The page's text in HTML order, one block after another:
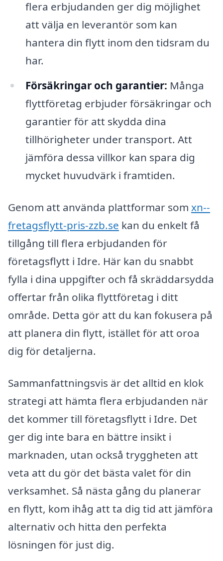
flera erbjudanden ger dig möjlighet
att välja en leverantör som kan
hantera din flytt inom den tidsram du
har.
Försäkringar och garantier: Många
flyttföretag erbjuder försäkringar och
garantier för att skydda dina
tillhörigheter under transport. Att
jämföra dessa villkor kan spara dig
mycket huvudvärk i framtiden.
Genom att använda plattformar som xn--
fretagsflytt-pris-zzb.se kan du enkelt få
tillgång till flera erbjudanden för
företagsflytt i Idre. Här kan du snabbt
fylla i dina uppgifter och få skräddarsydda
offertar från olika flyttföretag i ditt
område. Detta gör att du kan fokusera på
att planera din flytt, istället för att oroa
dig för detaljerna.
Sammanfattningsvis är det alltid en klok
strategi att hämta flera erbjudanden när
det kommer till företagsflytt i Idre. Det
ger dig inte bara en bättre insikt i
marknaden, utan också tryggheten att
veta att du gör det bästa valet för din
verksamhet. Så nästa gång du planerar
en flytt, kom ihåg att ta dig tid att jämföra
alternativ och hitta den perfekta
lösningen för just dig.